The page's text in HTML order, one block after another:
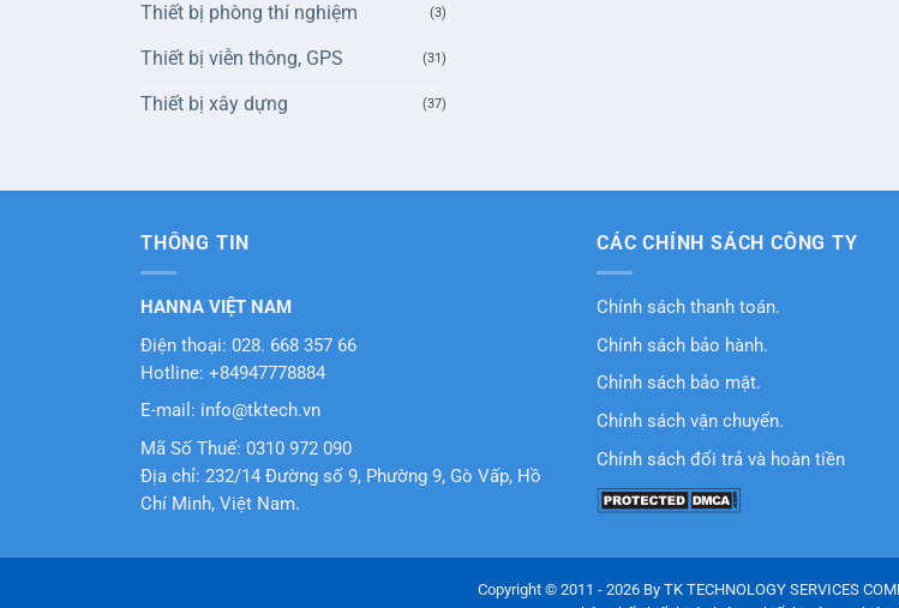
Thiết bị phòng thí nghiệm (3)
Thiết bị viễn thông, GPS (31)
Thiết bị xây dựng (37)
THÔNG TIN
HANNA VIỆT NAM
Điện thoại: 028. 668 357 66
Hotline: +84947778884
E-mail: info@tktech.vn
Mã Số Thuế: 0310 972 090
Địa chỉ: 232/14 Đường số 9, Phường 9, Gò Vấp, Hồ
Chí Minh, Việt Nam.
CÁC CHÍNH SÁCH CÔNG TY
Chính sách thanh toán.
Chính sách bảo hành.
Chỉnh sách bảo mật.
Chính sách vận chuyển.
Chính sách đổi trả và hoàn tiền
Copyright © 2011 - 2026 By TK TECHNOLOGY SERVICES